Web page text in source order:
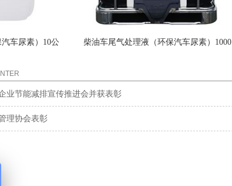
车尿素）10公 柴油车尾气处理液（环保汽车尿素）1000
业节能减排宣传推进会并获表彰
理协会表彰